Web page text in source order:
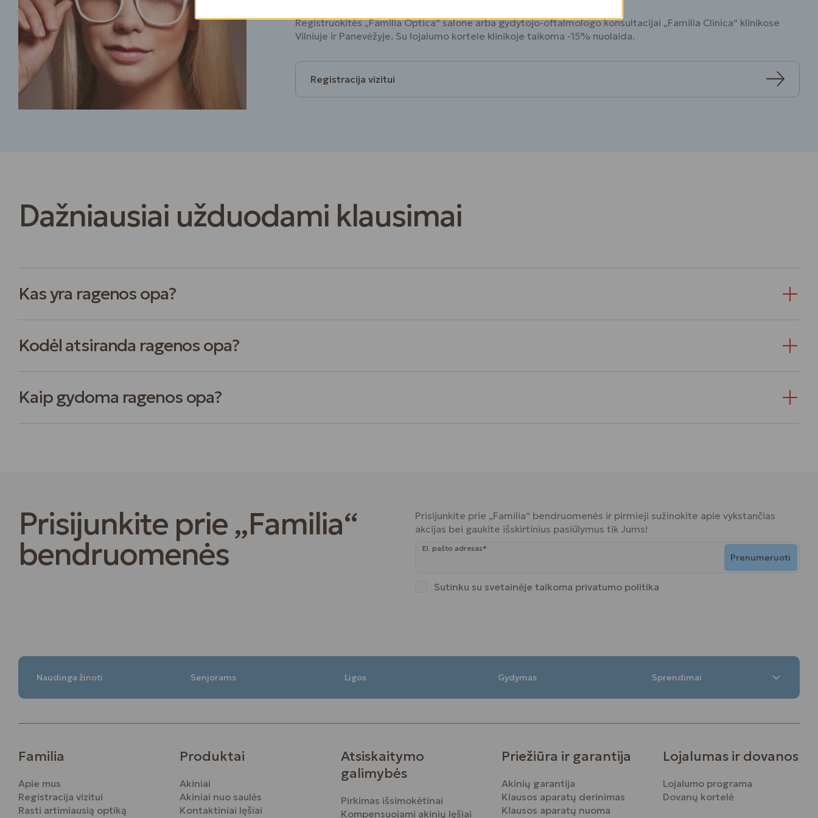
Registruokitės „Familia Optica“ salone arba gydytojo-oftalmologo konsultacijai „Familia Clinica“ klinikose
Vilniuje ir Panevėžyje. Su lojalumo kortele klinikoje taikoma -15% nuolaida.
Registracija vizitui
Dažniausiai užduodami klausimai
Kas yra ragenos opa?
Kodėl atsiranda ragenos opa?
Kaip gydoma ragenos opa?
Prisijunkite prie „Familia“
bendruomenės
Prisijunkite prie „Familia“ bendruomenės ir pirmieji sužinokite apie vykstančias
akcijas bei gaukite išskirtinius pasiūlymus tik Jums!
Prenumeruoti
El. pašto adresas*
Sutinku su svetainėje taikoma privatumo politika
Naudinga žinoti Senjorams Ligos Gydymas Sprendimai
Familia
Apie mus
Registracija vizitui
Rasti artimiausią optiką
Produktai
Akiniai
Akiniai nuo saulės
Kontaktiniai lęšiai
Atsiskaitymo
galimybės
Pirkimas išsimokėtinai
Kompensuojami akinių lęšiai
Priežiūra ir garantija
Akinių garantija
Klausos aparatų derinimas
Klausos aparatų nuoma
Lojalumas ir dovanos
Lojalumo programa
Dovanų kortelė